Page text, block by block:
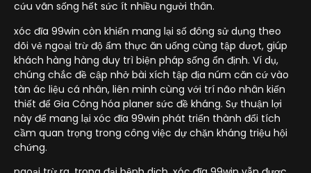
cứu vãn sống hết sức ít nhiều người thân.
xóc đĩa 99win còn khiến mang lại số đông sử dụng theo
dõi vẻ ngoại trừ độ ẩm thực ăn uống cùng tập dượt, giúp
khách hàng hàng duy trì biện pháp sống ổn định. Ví dụ,
chúng chắc đề cập nhở bài xích tập địa núm căn cứ vào
tàn ác liệu cá nhân, liên minh cùng với trí não nhân kiến
thiết để Gia Công hóa planer sức đề kháng. Sự thuận lợi
này để mang lại xóc đĩa 99win phát triển thành đổi tích
cầm quan trọng trong công việc dự chặn kháng triệu hội
chứng.